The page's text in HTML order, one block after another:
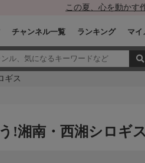
この夏、心を動かす
チャンネル一覧 ランキング マイ
ギス
!湘南・西湘シロギス